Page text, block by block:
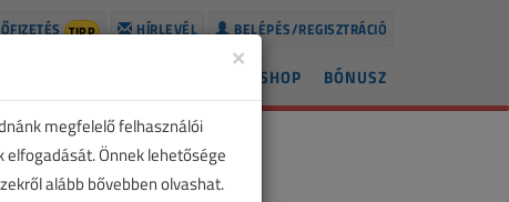
BELÉPÉS/REGISZTRÁCIÓ
HÍRLEVÉL
TIPP
BÓNUSZ
SHOP
×
megfelelő felhasználói
Önnek lehetősége
alább bővebben olvashat.